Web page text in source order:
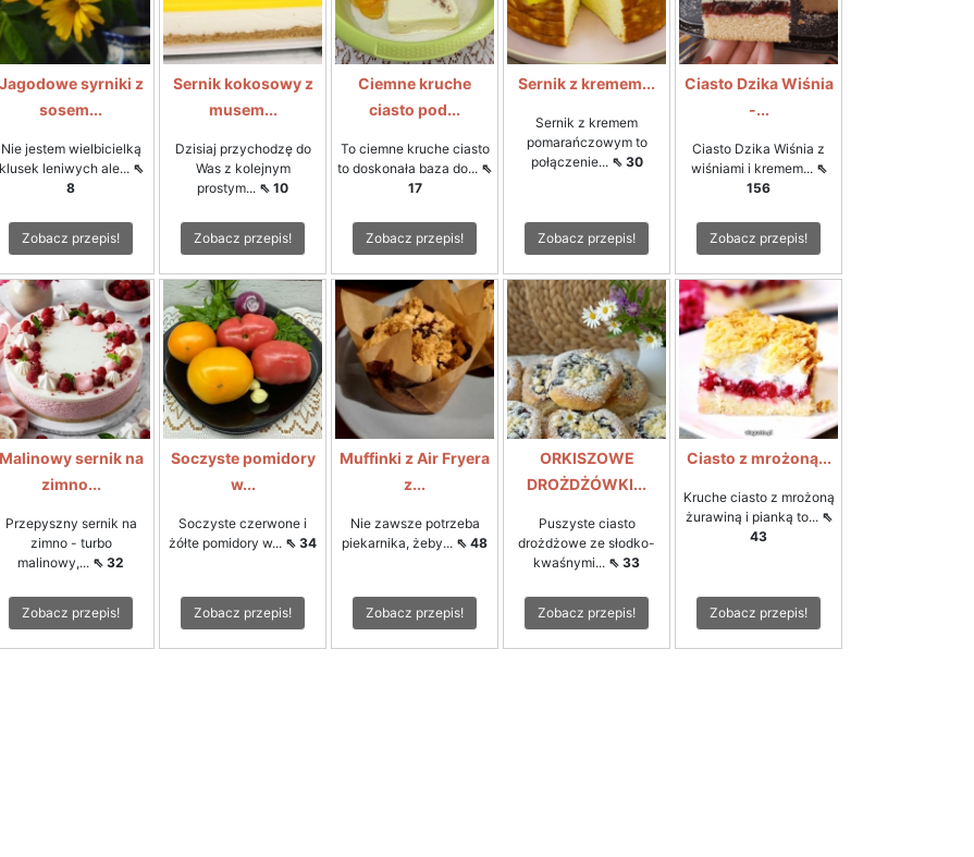
Jagodowe syrniki z
sosem...
Nie jestem wielbicielką
klusek leniwych ale... ⇖
8
Zobacz przepis!
Sernik kokosowy z
musem...
Dzisiaj przychodzę do
Was z kolejnym
prostym... ⇖ 10
Zobacz przepis!
Ciemne kruche
ciasto pod...
To ciemne kruche ciasto
to doskonała baza do... ⇖
17
Zobacz przepis!
Sernik z kremem...
Sernik z kremem
pomarańczowym to
połączenie... ⇖ 30
Zobacz przepis!
Ciasto Dzika Wiśnia
-...
Ciasto Dzika Wiśnia z
wiśniami i kremem... ⇖
156
Zobacz przepis!
Malinowy sernik na
zimno...
Przepyszny sernik na
zimno - turbo
malinowy,... ⇖ 32
Zobacz przepis!
Soczyste pomidory
w...
Soczyste czerwone i
żółte pomidory w... ⇖ 34
Zobacz przepis!
Muffinki z Air Fryera
z...
Nie zawsze potrzeba
piekarnika, żeby... ⇖ 48
Zobacz przepis!
ORKISZOWE
DROŻDŻÓWKI...
Puszyste ciasto
drożdżowe ze słodko-
kwaśnymi... ⇖ 33
Zobacz przepis!
Ciasto z mrożoną...
Kruche ciasto z mrożoną
żurawiną i pianką to... ⇖
43
Zobacz przepis!